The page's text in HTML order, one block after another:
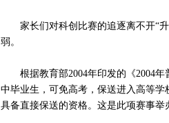
家长们对科创比赛的追逐离不开“升
弱。
根据教育部2004年印发的《2004年
中毕业生，可免高考，保送进入高等
具备直接保送的资格。这是此项赛事举